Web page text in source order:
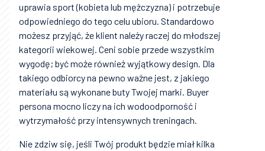
uprawia sport (kobieta lub mężczyzna) i potrzebuje
odpowiedniego do tego celu ubioru. Standardowo
możesz przyjąć, że klient należy raczej do młodszej
kategorii wiekowej. Ceni sobie przede wszystkim
wygodę; być może również wyjątkowy design. Dla
takiego odbiorcy na pewno ważne jest, z jakiego
materiału są wykonane buty Twojej marki. Buyer
persona mocno liczy na ich wodoodporność i
wytrzymałość przy intensywnych treningach.
Nie zdziw się, jeśli Twój produkt będzie miał kilka